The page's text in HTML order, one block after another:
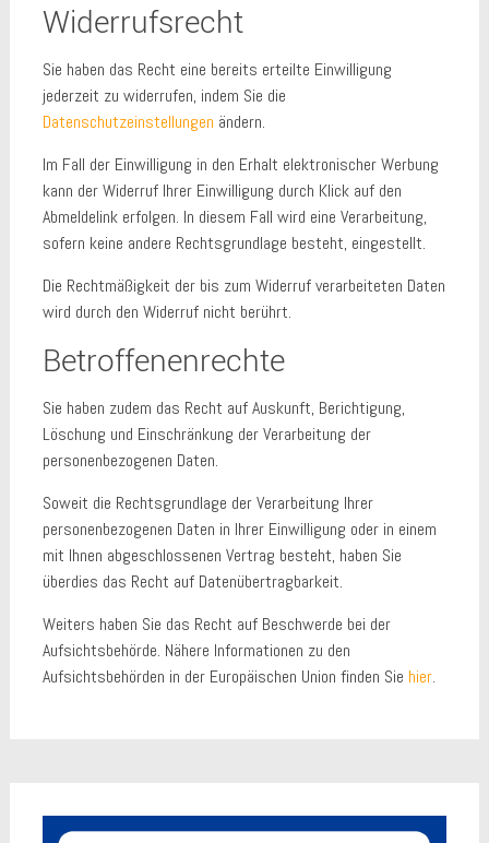
Widerrufsrecht
Sie haben das Recht eine bereits erteilte Einwilligung
jederzeit zu widerrufen, indem Sie die
Datenschutzeinstellungen ändern.
Im Fall der Einwilligung in den Erhalt elektronischer Werbung
kann der Widerruf Ihrer Einwilligung durch Klick auf den
Abmeldelink erfolgen. In diesem Fall wird eine Verarbeitung,
sofern keine andere Rechtsgrundlage besteht, eingestellt.
Die Rechtmäßigkeit der bis zum Widerruf verarbeiteten Daten
wird durch den Widerruf nicht berührt.
Betroffenenrechte
Sie haben zudem das Recht auf Auskunft, Berichtigung,
Löschung und Einschränkung der Verarbeitung der
personenbezogenen Daten.
Soweit die Rechtsgrundlage der Verarbeitung Ihrer
personenbezogenen Daten in Ihrer Einwilligung oder in einem
mit Ihnen abgeschlossenen Vertrag besteht, haben Sie
überdies das Recht auf Datenübertragbarkeit.
Weiters haben Sie das Recht auf Beschwerde bei der
Aufsichtsbehörde. Nähere Informationen zu den
Aufsichtsbehörden in der Europäischen Union finden Sie hier.